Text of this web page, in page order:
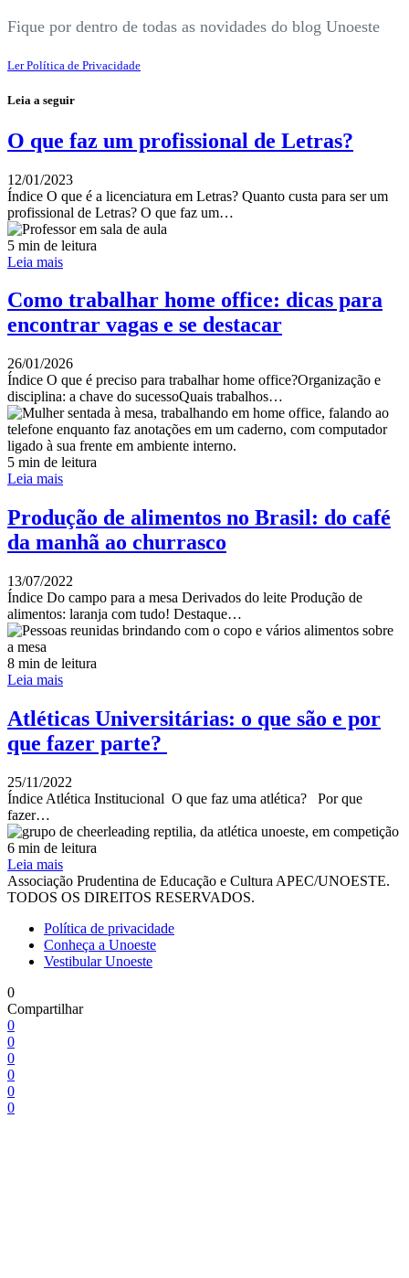
Fique por dentro de todas as novidades do blog Unoeste
Ler Política de Privacidade
Leia a seguir
O que faz um profissional de Letras?
12/01/2023
Índice O que é a licenciatura em Letras? Quanto custa para ser um
profissional de Letras? O que faz um…
5 min de leitura
Leia mais
Como trabalhar home office: dicas para
encontrar vagas e se destacar
26/01/2026
Índice O que é preciso para trabalhar home office?Organização e
disciplina: a chave do sucessoQuais trabalhos…
5 min de leitura
Leia mais
Produção de alimentos no Brasil: do café
da manhã ao churrasco
13/07/2022
Índice Do campo para a mesa Derivados do leite Produção de
alimentos: laranja com tudo! Destaque…
8 min de leitura
Leia mais
Atléticas Universitárias: o que são e por
que fazer parte?
25/11/2022
Índice Atlética Institucional O que faz uma atlética? Por que
fazer…
6 min de leitura
Leia mais
Associação Prudentina de Educação e Cultura APEC/UNOESTE.
TODOS OS DIREITOS RESERVADOS.
Política de privacidade
Conheça a Unoeste
Vestibular Unoeste
0
Compartilhar
0
0
0
0
0
0